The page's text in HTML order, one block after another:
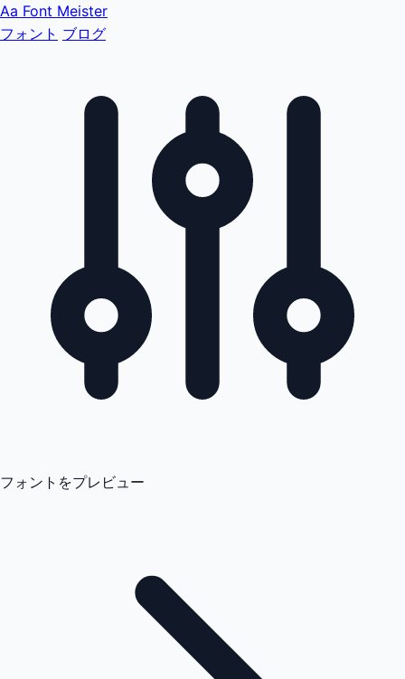
Aa Font Meister
フォント ブログ
フォントをプレビュー